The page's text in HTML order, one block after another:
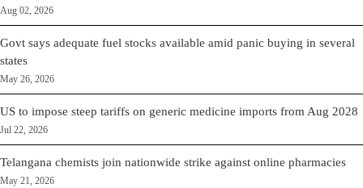
Aug 02, 2026
Govt says adequate fuel stocks available amid panic buying in several
states
May 26, 2026
US to impose steep tariffs on generic medicine imports from Aug 2028
Jul 22, 2026
Telangana chemists join nationwide strike against online pharmacies
May 21, 2026